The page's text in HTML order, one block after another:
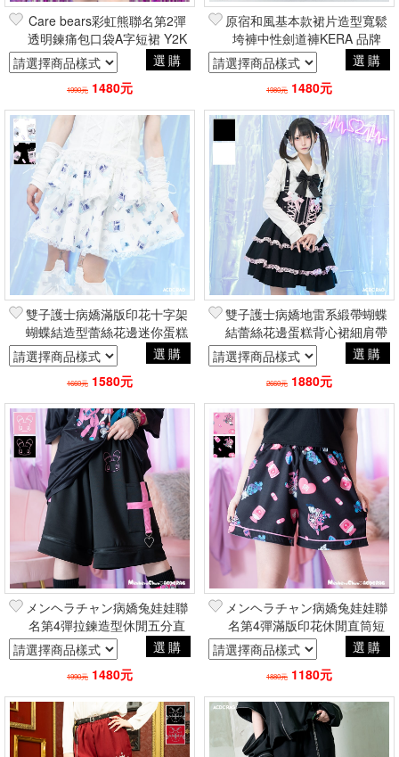
Care bears彩虹熊聯名第2彈
透明鍊痛包口袋A字短裙 Y2K
原宿品牌ACDC RAG台灣總代
理
選購
1990元 1480元
原宿和風基本款裙片造型寬鬆
垮褲中性劍道褲KERA 品牌
ACDC RAG台灣總代理
選購
1980元 1480元
雙子護士病嬌滿版印花十字架
蝴蝶結造型蕾絲花邊迷你蛋糕
短裙 二次元風品牌ACDC
RAG台灣總代理
選購
1660元 1580元
雙子護士病嬌地雷系緞帶蝴蝶
結蕾絲花邊蛋糕背心裙細肩帶
洋裝 品牌ACDC RAG台灣總
代理
選購
2660元 1880元
メンヘラチャン病嬌兔娃娃聯
名第4彈拉鍊造型休閒五分直
筒短褲 品牌ACDC RAG台灣
總代理
選購
1990元 1480元
メンヘラチャン病嬌兔娃娃聯
名第4彈滿版印花休閒直筒短
褲 品牌ACDC RAG台灣總代
理
選購
1880元 1180元